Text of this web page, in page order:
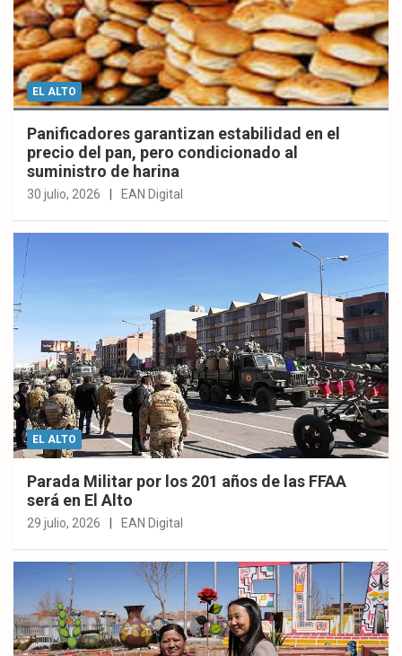
EL ALTO
Panificadores garantizan estabilidad en el
precio del pan, pero condicionado al
suministro de harina
30 julio, 2026 EAN Digital
EL ALTO
Parada Militar por los 201 años de las FFAA
será en El Alto
29 julio, 2026 EAN Digital